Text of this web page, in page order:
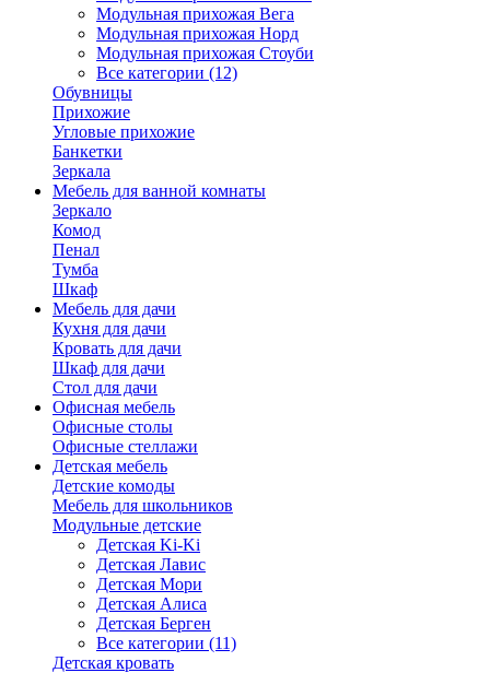
Модульная прихожая Вега
Модульная прихожая Норд
Модульная прихожая Стоуби
Все категории (12)
Обувницы
Прихожие
Угловые прихожие
Банкетки
Зеркала
Мебель для ванной комнаты
Зеркало
Комод
Пенал
Тумба
Шкаф
Мебель для дачи
Кухня для дачи
Кровать для дачи
Шкаф для дачи
Стол для дачи
Офисная мебель
Офисные столы
Офисные стеллажи
Детская мебель
Детские комоды
Мебель для школьников
Модульные детские
Детская Ki-Ki
Детская Лавис
Детская Мори
Детская Алиса
Детская Берген
Все категории (11)
Детская кровать